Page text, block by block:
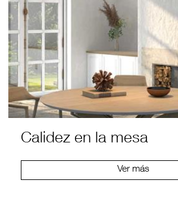
Calidez en la mesa
Ver más